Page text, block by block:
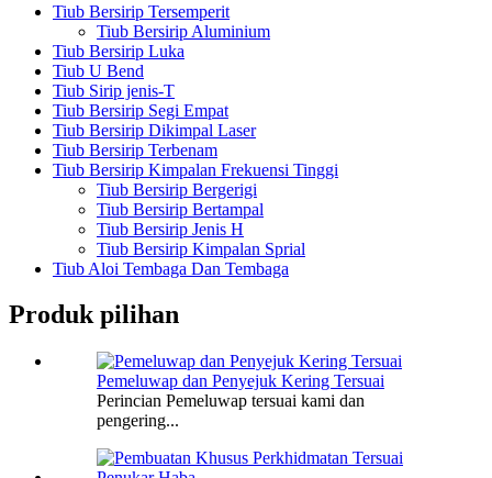
Tiub Bersirip Tersemperit
Tiub Bersirip Aluminium
Tiub Bersirip Luka
Tiub U Bend
Tiub Sirip jenis-T
Tiub Bersirip Segi Empat
Tiub Bersirip Dikimpal Laser
Tiub Bersirip Terbenam
Tiub Bersirip Kimpalan Frekuensi Tinggi
Tiub Bersirip Bergerigi
Tiub Bersirip Bertampal
Tiub Bersirip Jenis H
Tiub Bersirip Kimpalan Sprial
Tiub Aloi Tembaga Dan Tembaga
Produk pilihan
Pemeluwap dan Penyejuk Kering Tersuai
Perincian Pemeluwap tersuai kami dan
pengering...